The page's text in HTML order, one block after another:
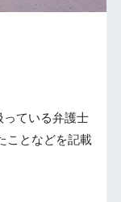
っている弁護士
ことなどを記載